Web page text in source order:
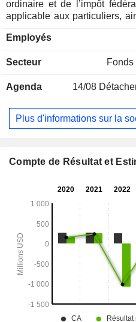
ordinaire et de l’impôt
applicable aux particuliers,
municipales en
Fonds estime sous-
peut investir au moins 80 %
connexes, qui rapportent
fédéral sur le revenu
minimum de remplacement
Employés
Secteur
Agenda 14/08
Plus d'informations sur la
Compte de Résultat et